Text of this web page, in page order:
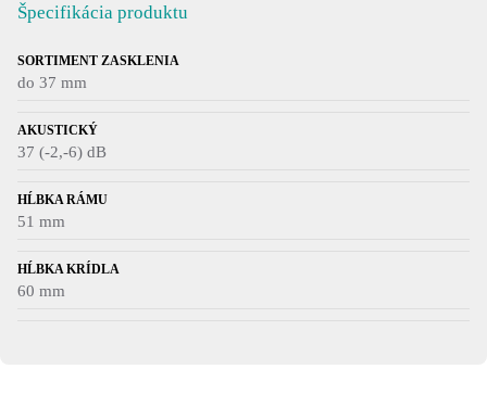
Špecifikácia produktu
SORTIMENT ZASKLENIA
do 37 mm
AKUSTICKÝ
37 (-2,-6) dB
HĹBKA RÁMU
51 mm
HĹBKA KRÍDLA
60 mm